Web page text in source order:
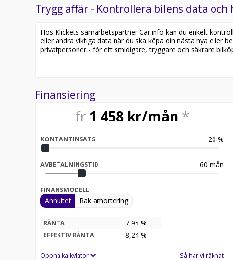
0767-954500 WhatsApp +46 767-954500
Tony / tony @ ammbig.com
0704-190627 WhatsApp +46 704-190627
- invoice in SEK or Euro
- We have the necessary documents (yellow and blue
- Possibility of borrowing plates against a deposit
*All prices in euro are subject to change due to daily
Trygg affär - Kontrollera bilens data
Hos Klickets samarbetspartner Car.info kan du enkelt
eller andra viktiga data när du ska köpa din nästa nya eller
privatpersoner - för ett smidigare, tryggare och säkrare
Finansiering
fr 1 458kr/mån *
KONTANTINSATS 20 %
AVBETALNINGSTID 60 mån
FINANSMODELL
Annuitet Rak amortering
RÄNTA 7,95 %
EFFEKTIV RÄNTA 8,24 %
Öppna kalkylator Så har vi räknat